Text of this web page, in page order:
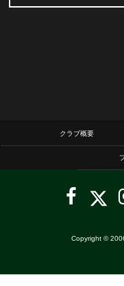
クラブ概要
Copyright ©